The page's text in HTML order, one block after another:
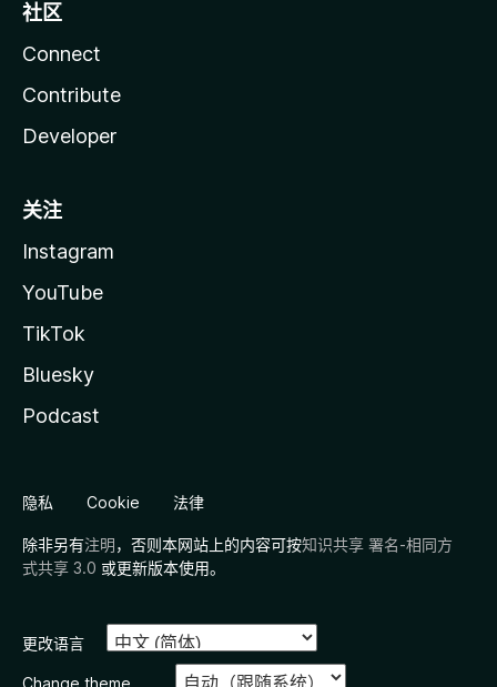
社区
Connect
Contribute
Developer
关注
Instagram
YouTube
TikTok
Bluesky
Podcast
隐私 Cookie 法律
除非另有注明，否则本网站上的内容可按知识共享 署名-相同方
式共享 3.0 或更新版本使用。
更改语言
Change theme